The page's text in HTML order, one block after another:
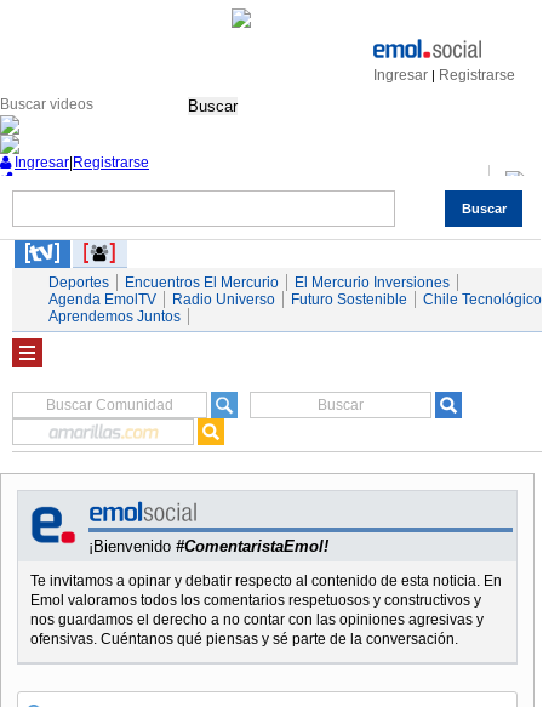
Ingresar | Registrarse
Buscar
Buscar
Ingresar Registrarse
Servicios
Deportes Encuentros El Mercurio
El Mercurio Inversiones
Agenda EmolTV
Radio Universo Futuro Sostenible
Chile Tecnológico
Aprendemos Juntos
¡Bienvenido #ComentaristaEmol!
Te invitamos a opinar y debatir respecto al contenido de esta noticia. En
Emol valoramos todos los comentarios respetuosos y constructivos y
nos guardamos el derecho a no contar con las opiniones agresivas y
ofensivas. Cuéntanos qué piensas y sé parte de la conversación.